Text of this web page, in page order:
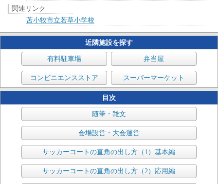
関連リンク
苫小牧市立若草小学校
近隣施設を探す
有料駐車場 弁当屋
コンビニエンスストア スーパーマーケット
目次
随筆・雑文
会場設営・大会運営
サッカーコートの直角の出し方（1）基本編
サッカーコートの直角の出し方（2）応用編